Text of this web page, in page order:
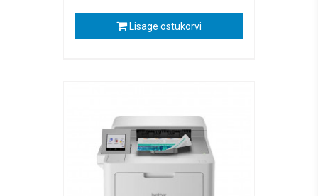
Lisage ostukorvi